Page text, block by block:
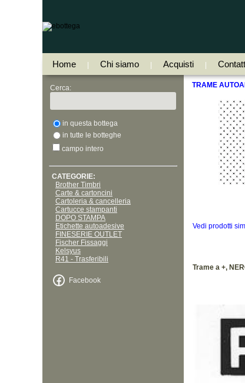
Home Chi siamo Acquisti
Cerca:
in questa bottega
in tutte le botteghe
campo intero
CATEGORIE:
Brother Timbri
Carte & cartoncini
Cartoleria & cancelleria
Cartucce stampanti
DOPO STAMPA
Etichette autoadesive
FINESERIE OUTLET
Fischer Fissaggi
Kelsyus
R41 - Trasferibili
Facebook
TRAME
Vedi prodotti
Trame a +,